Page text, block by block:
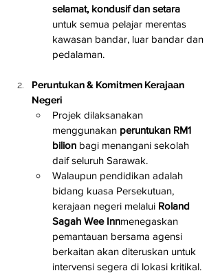
selamat, kondusif dan setara
untuk semua pelajar merentas
kawasan bandar, luar bandar dan
pedalaman.
Peruntukan & Komitmen Kerajaan
Negeri
Projek dilaksanakan
menggunakan peruntukan RM1
bilion bagi menangani sekolah
daif seluruh Sarawak.
Walaupun pendidikan adalah
bidang kuasa Persekutuan,
kerajaan negeri melalui Roland
Sagah Wee Innmenegaskan
pemantauan bersama agensi
berkaitan akan diteruskan untuk
intervensi segera di lokasi kritikal.